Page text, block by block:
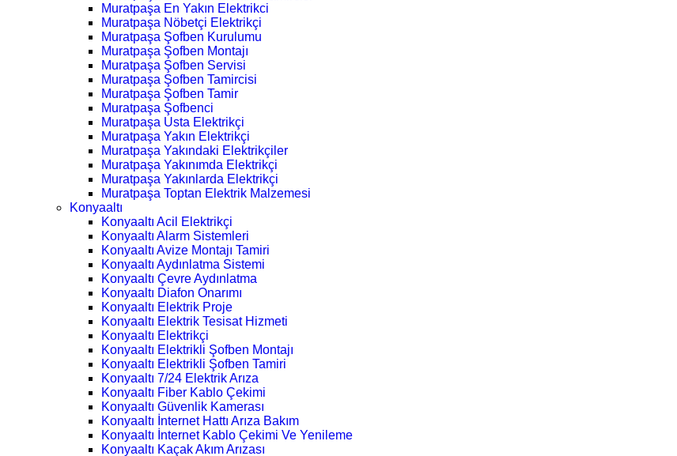
Muratpaşa En Yakın Elektrikci
Muratpaşa Nöbetçi Elektrikçi
Muratpaşa Şofben Kurulumu
Muratpaşa Şofben Montajı
Muratpaşa Şofben Servisi
Muratpaşa Şofben Tamircisi
Muratpaşa Şofben Tamir
Muratpaşa Şofbenci
Muratpaşa Usta Elektrikçi
Muratpaşa Yakın Elektrikçi
Muratpaşa Yakındaki Elektrikçiler
Muratpaşa Yakınımda Elektrikçi
Muratpaşa Yakınlarda Elektrikçi
Muratpaşa Toptan Elektrik Malzemesi
Konyaaltı
Konyaaltı Acil Elektrikçi
Konyaaltı Alarm Sistemleri
Konyaaltı Avize Montajı Tamiri
Konyaaltı Aydınlatma Sistemi
Konyaaltı Çevre Aydınlatma
Konyaaltı Diafon Onarımı
Konyaaltı Elektrik Proje
Konyaaltı Elektrik Tesisat Hizmeti
Konyaaltı Elektrikçi
Konyaaltı Elektrikli Şofben Montajı
Konyaaltı Elektrikli Şofben Tamiri
Konyaaltı 7/24 Elektrik Arıza
Konyaaltı Fiber Kablo Çekimi
Konyaaltı Güvenlik Kamerası
Konyaaltı İnternet Hattı Arıza Bakım
Konyaaltı İnternet Kablo Çekimi Ve Yenileme
Konyaaltı Kaçak Akım Arızası